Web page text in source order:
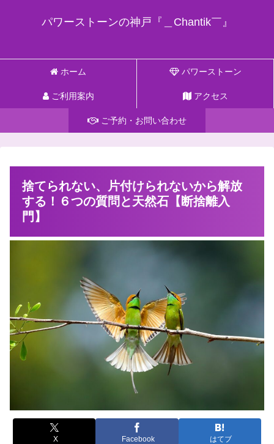
パワーストーンの神戸『＿Chantik￣』
ホーム パワーストーン
ご利用案内 アクセス
ご予約・お問い合わせ
捨てられない、片付けられないから解放
する！６つの質問と天然石【断捨離入
門】
X Facebook はてブ